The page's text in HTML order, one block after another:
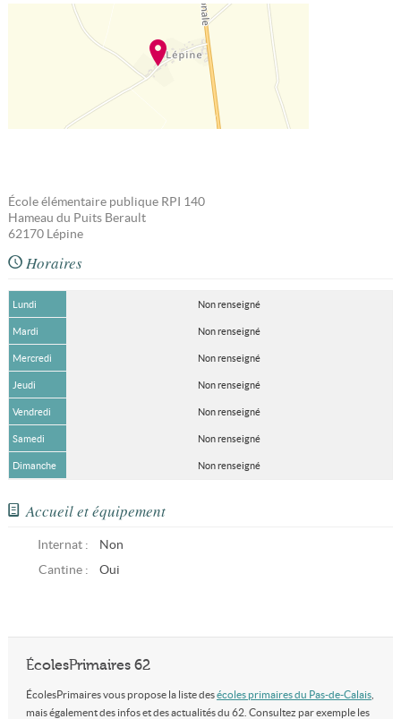
École élémentaire publique RPI 140
Hameau du Puits Berault
62170 Lépine
Horaires
Lundi Non renseigné
Mardi Non renseigné
Mercredi Non renseigné
Jeudi Non renseigné
Vendredi Non renseigné
Samedi Non renseigné
Dimanche Non renseigné
Accueil et équipement
Internat :
Non
Cantine :
Oui
ÉcolesPrimaires 62
ÉcolesPrimaires vous propose la liste desécoles primaires du Pas-de-Calais,
mais également des infos et des actualités du 62. Consultez par exemple les